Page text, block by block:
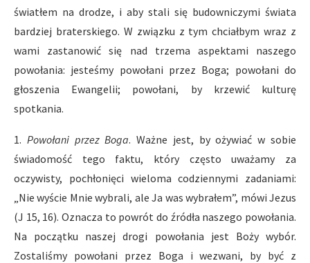
światłem na drodze, i aby stali się budowniczymi świata
bardziej braterskiego. W związku z tym chciałbym wraz z
wami zastanowić się nad trzema aspektami naszego
powołania: jesteśmy powołani przez Boga; powołani do
głoszenia Ewangelii; powołani, by krzewić kulturę
spotkania.
1. Powołani przez Boga. Ważne jest, by ożywiać w sobie
świadomość tego faktu, który często uważamy za
oczywisty, pochłonięci wieloma codziennymi zadaniami:
„Nie wyście Mnie wybrali, ale Ja was wybrałem”, mówi Jezus
(J 15, 16). Oznacza to powrót do źródła naszego powołania.
Na początku naszej drogi powołania jest Boży wybór.
Zostaliśmy powołani przez Boga i wezwani, by być z